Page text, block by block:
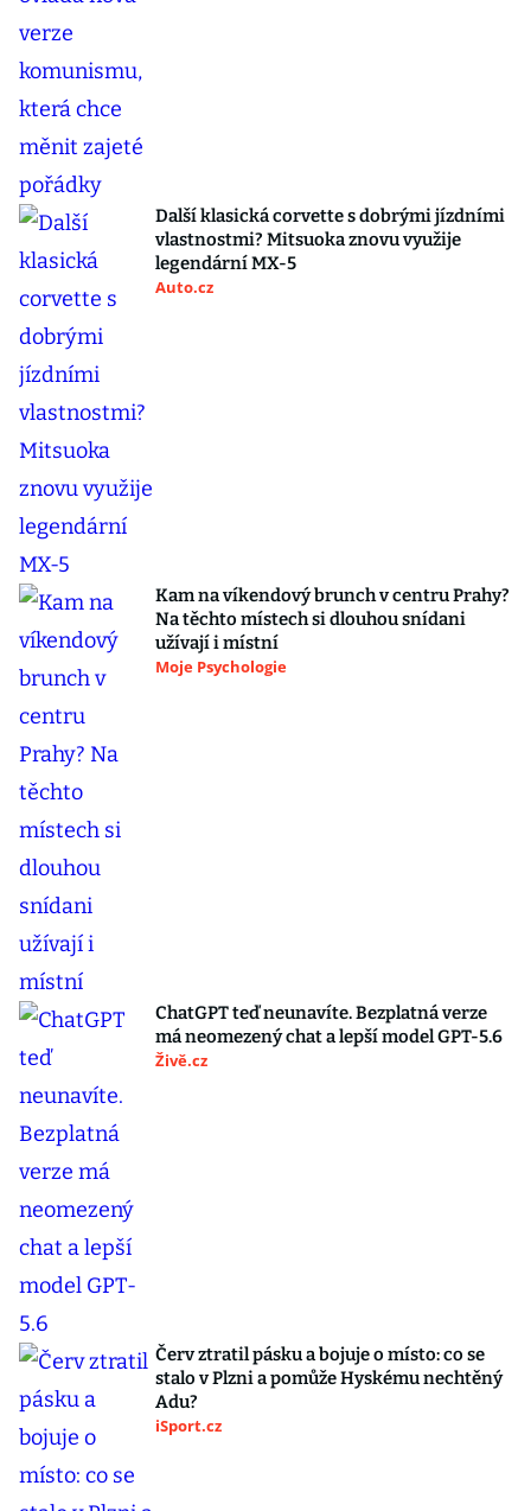
Další klasická corvette s dobrými jízdními
vlastnostmi? Mitsuoka znovu využije
legendární MX-5
Auto.cz
Kam na víkendový brunch v centru Prahy?
Na těchto místech si dlouhou snídani
užívají i místní
Moje Psychologie
ChatGPT teď neunavíte. Bezplatná verze
má neomezený chat a lepší model GPT-5.6
Živě.cz
Červ ztratil pásku a bojuje o místo: co se
stalo v Plzni a pomůže Hyskému nechtěný
Adu?
iSport.cz